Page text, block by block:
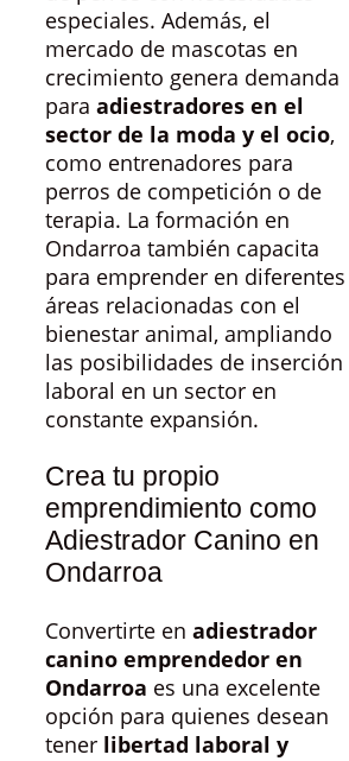
especiales. Además, el
mercado de mascotas en
crecimiento genera demanda
para adiestradores en el
sector de la moda y el ocio,
como entrenadores para
perros de competición o de
terapia. La formación en
Ondarroa también capacita
para emprender en diferentes
áreas relacionadas con el
bienestar animal, ampliando
las posibilidades de inserción
laboral en un sector en
constante expansión.
Crea tu propio
emprendimiento como
Adiestrador Canino en
Ondarroa
Convertirte en adiestrador
canino emprendedor en
Ondarroa es una excelente
opción para quienes desean
tener libertad laboral y